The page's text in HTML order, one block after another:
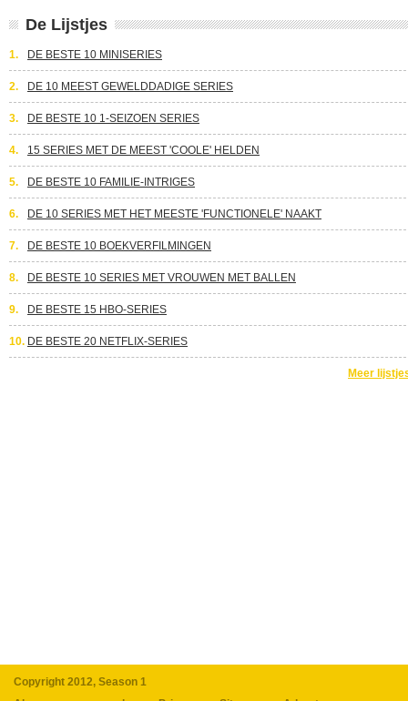
De Lijstjes
1. DE BESTE 10 MINISERIES
2. DE 10 MEEST GEWELDDADIGE SERIES
3. DE BESTE 10 1-SEIZOEN SERIES
4. 15 SERIES MET DE MEEST 'COOLE' HELDEN
5. DE BESTE 10 FAMILIE-INTRIGES
6. DE 10 SERIES MET HET MEESTE 'FUNCTIONELE' NAAKT
7. DE BESTE 10 BOEKVERFILMINGEN
8. DE BESTE 10 SERIES MET VROUWEN MET BALLEN
9. DE BESTE 15 HBO-SERIES
10. DE BESTE 20 NETFLIX-SERIES
Meer
Copyright 2012, Season 1